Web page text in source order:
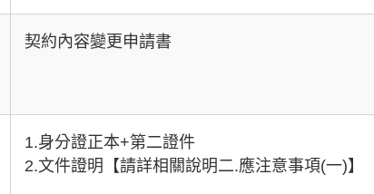
契約內容變更申請書
1.身分證正本+第二證件
2.文件證明【請詳相關說明二.應注意事項(一)】